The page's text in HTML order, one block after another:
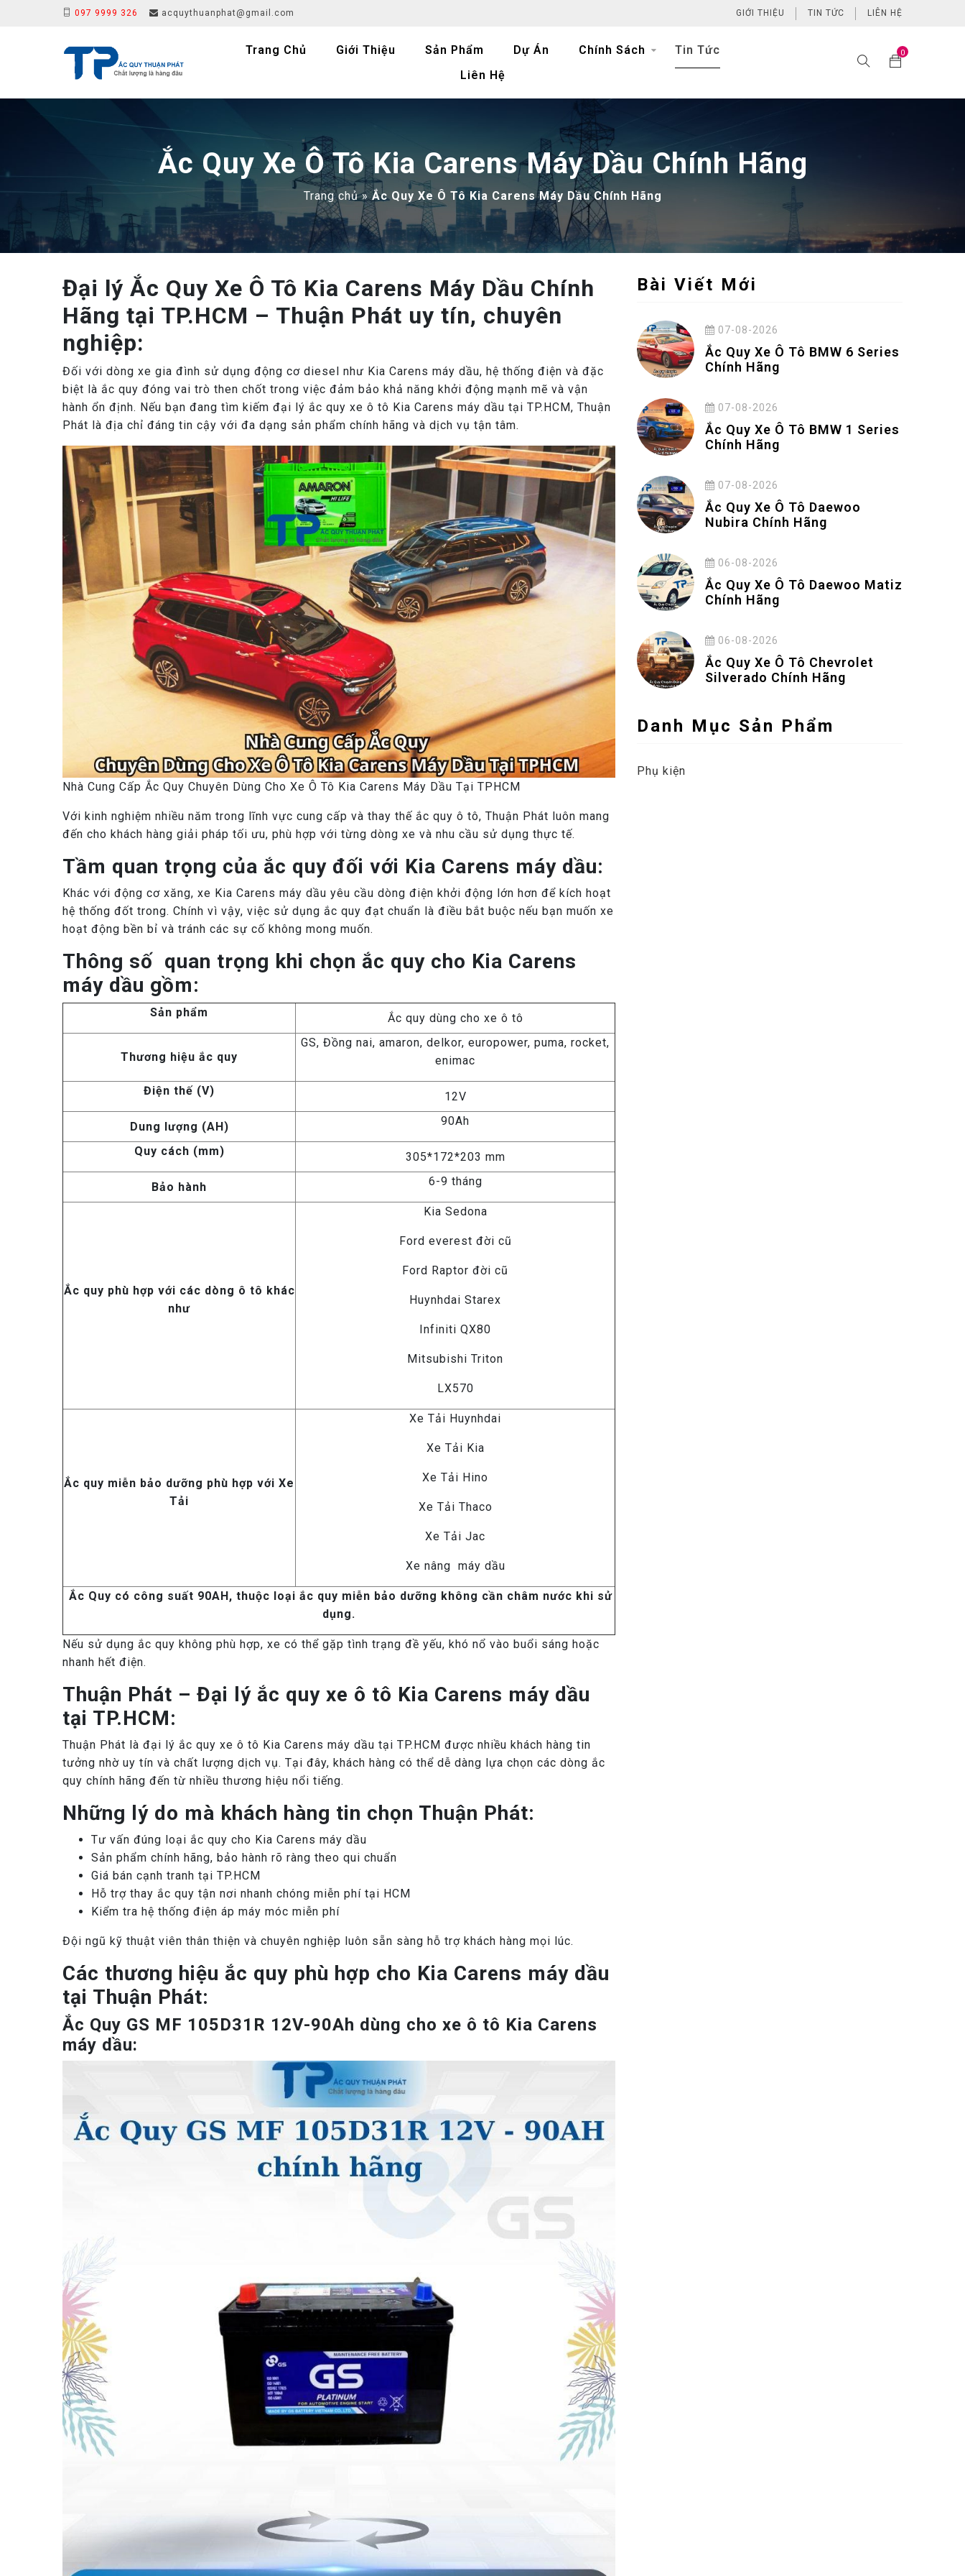
097 9999 326 acquythuanphat@gmail.com GIỚI THIỆU TIN TỨC LIÊN HỆ
Trang Chủ Giới Thiệu Sản Phẩm Dự Án Chính Sách
Tin Tức
Liên Hệ
0
Ắc Quy Xe Ô Tô Kia Carens Máy Dầu Chính Hãng
Trang chủ»Ắc Quy Xe Ô Tô Kia Carens Máy Dầu Chính Hãng
Đại lý Ắc Quy Xe Ô Tô Kia Carens Máy Dầu Chính
Hãng tại TP.HCM – Thuận Phát uy tín, chuyên
nghiệp:
Đối với dòng xe gia đình sử dụng động cơ diesel như Kia Carens máy dầu, hệ thống điện và đặc
biệt là ắc quy đóng vai trò then chốt trong việc đảm bảo khả năng khởi động mạnh mẽ và vận
hành ổn định. Nếu bạn đang tìm kiếm đại lý ắc quy xe ô tô Kia Carens máy dầu tại TP.HCM, Thuận
Phát là địa chỉ đáng tin cậy với đa dạng sản phẩm chính hãng và dịch vụ tận tâm.
Nhà Cung Cấp Ắc Quy Chuyên Dùng Cho Xe Ô Tô Kia Carens Máy Dầu Tại TPHCM
Với kinh nghiệm nhiều năm trong lĩnh vực cung cấp và thay thế ắc quy ô tô, Thuận Phát luôn mang
đến cho khách hàng giải pháp tối ưu, phù hợp với từng dòng xe và nhu cầu sử dụng thực tế.
Tầm quan trọng của ắc quy đối với Kia Carens máy dầu:
Khác với động cơ xăng, xe Kia Carens máy dầu yêu cầu dòng điện khởi động lớn hơn để kích hoạt
hệ thống đốt trong. Chính vì vậy, việc sử dụng ắc quy đạt chuẩn là điều bắt buộc nếu bạn muốn xe
hoạt động bền bỉ và tránh các sự cố không mong muốn.
Thông số quan trọng khi chọn ắc quy cho Kia Carens
máy dầu gồm:
Sản phẩm Ắc quy dùng cho xe ô tô
Thương hiệu ắc quy
GS, Đồng nai, amaron, delkor, europower, puma, rocket,
enimac
Điện thế (V) 12V
Dung lượng (AH) 90Ah
Quy cách (mm) 305*172*203 mm
Bảo hành 6-9 tháng
Ắc quy phù hợp với các dòng ô tô khác
như
Kia Sedona
Ford everest đời cũ
Ford Raptor đời cũ
Huynhdai Starex
Infiniti QX80
Mitsubishi Triton
LX570
Ắc quy miễn bảo dưỡng phù hợp với Xe
Tải
Xe Tải Huynhdai
Xe Tải Kia
Xe Tải Hino
Xe Tải Thaco
Xe Tải Jac
Xe nâng máy dầu
Ắc Quy có công suất 90AH, thuộc loại ắc quy miễn bảo dưỡng không cần châm nước khi sử
dụng.
Nếu sử dụng ắc quy không phù hợp, xe có thể gặp tình trạng đề yếu, khó nổ vào buổi sáng hoặc
nhanh hết điện.
Thuận Phát – Đại lý ắc quy xe ô tô Kia Carens máy dầu
tại TP.HCM:
Thuận Phát là đại lý ắc quy xe ô tô Kia Carens máy dầu tại TP.HCM được nhiều khách hàng tin
tưởng nhờ uy tín và chất lượng dịch vụ. Tại đây, khách hàng có thể dễ dàng lựa chọn các dòng ắc
quy chính hãng đến từ nhiều thương hiệu nổi tiếng.
Những lý do mà khách hàng tin chọn Thuận Phát:
Tư vấn đúng loại ắc quy cho Kia Carens máy dầu
Sản phẩm chính hãng, bảo hành rõ ràng theo qui chuẩn
Giá bán cạnh tranh tại TP.HCM
Hỗ trợ thay ắc quy tận nơi nhanh chóng miễn phí tại HCM
Kiểm tra hệ thống điện áp máy móc miễn phí
Đội ngũ kỹ thuật viên thân thiện và chuyên nghiệp luôn sẵn sàng hỗ trợ khách hàng mọi lúc.
Các thương hiệu ắc quy phù hợp cho Kia Carens máy dầu
tại Thuận Phát:
Ắc Quy GS MF 105D31R 12V-90Ah dùng cho xe ô tô Kia Carens
máy dầu:
Bài Viết Mới
07-08-2026
Ắc Quy Xe Ô Tô BMW 6 Series
Chính Hãng
07-08-2026
Ắc Quy Xe Ô Tô BMW 1 Series
Chính Hãng
07-08-2026
Ắc Quy Xe Ô Tô Daewoo
Nubira Chính Hãng
06-08-2026
Ắc Quy Xe Ô Tô Daewoo Matiz
Chính Hãng
06-08-2026
Ắc Quy Xe Ô Tô Chevrolet
Silverado Chính Hãng
Danh Mục Sản Phẩm
Phụ kiện